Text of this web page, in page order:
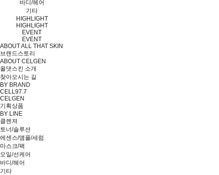
바디/헤어
기타
HIGHLIGHT
HIGHLIGHT
EVENT
EVENT
ABOUT ALL THAT SKIN
브랜드스토리
ABOUT CELGEN
올댓스킨 소개
찾아오시는 길
BY BRAND
CELL97.7
CELGEN
기획상품
BY LINE
클렌져
토너/솔루션
에센스/앰플/세럼
마스크/팩
오일/선케어
바디/헤어
기타